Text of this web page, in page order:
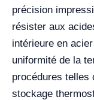
précision
résister aux
intérieure en
uniformité de la
procédures telles
stockage